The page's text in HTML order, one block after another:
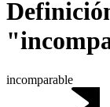
incomparable